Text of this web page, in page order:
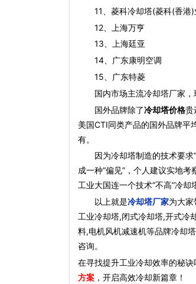
11、菱科冷却塔(菱科(香港)
12、上海万亨
13、上海廷亚
14、广东康明空调
15、广东特菱
国内市场主流冷却塔厂家，
国外品牌除了冷却塔价格贵
美国CTI同类产品的国外品牌平
有。
因为冷却塔制造的技术要求“
成一种“偏见”，个人建议实地
工业大国连一个技术“不高”冷
以上就是冷却塔厂家为大
工业冷却塔,闭式冷却塔,开式冷
料,电机风机减速机等品牌冷却
咨询。
在寻找提升工业冷却效率的秘
方案 ，开启高效冷却新篇章！